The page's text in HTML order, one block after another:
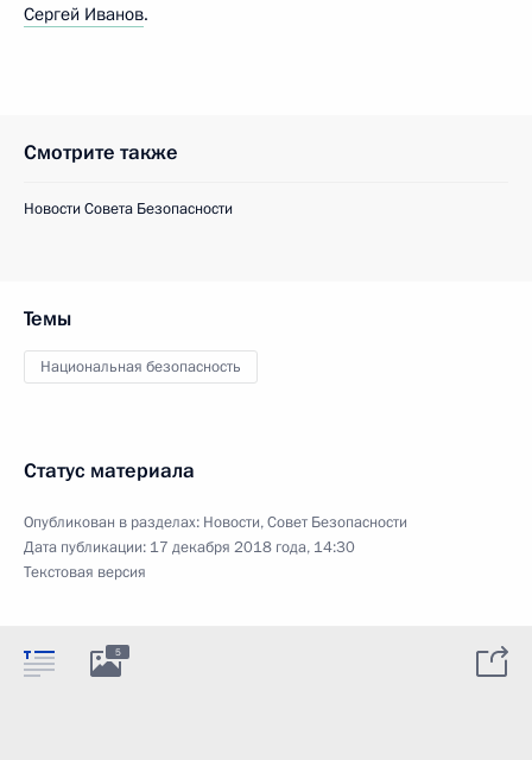
Сергей Иванов.
Смотрите также
Новости Совета Безопасности
Темы
Национальная безопасность
Статус материала
Опубликован в разделах: Новости,Совет Безопасности
Дата публикации: 17 декабря 2018 года, 14:30
Текстовая версия
5